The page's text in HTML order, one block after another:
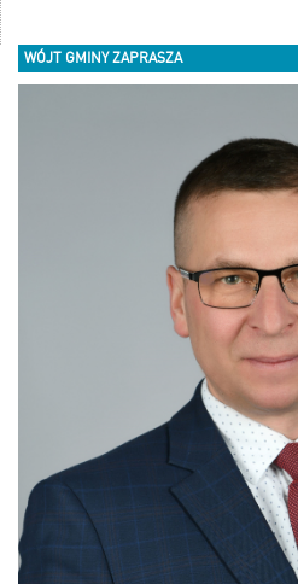
WÓJT GMINY ZAPRASZA